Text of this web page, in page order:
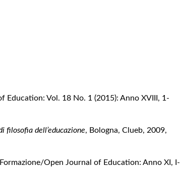
Education: Vol. 18 No. 1 (2015): Anno XVIII, 1-
filosofia dell’educazione, Bologna, Clueb, 2009,
Open Journal of Education: Anno XI, I-